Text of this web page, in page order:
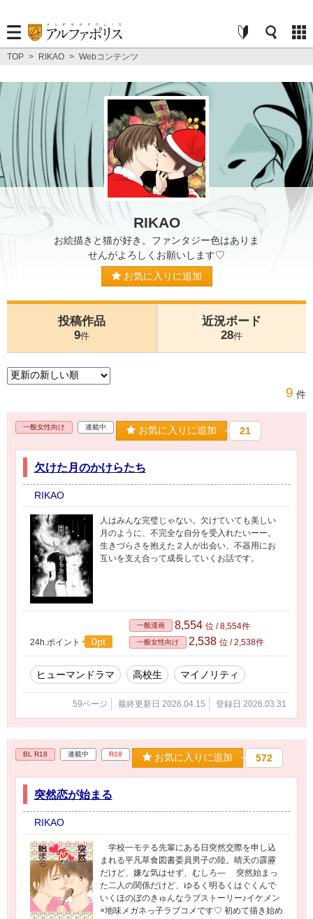
TOP > RIKAO > Webコンテンツ
RIKAO
お絵描きと猫が好き。ファンタジー色はありま
せんがよろしくお願いします♡
お気に入りに追加
投稿作品
9件
近況ボード
28件
9 件
一般女性向け 連載中 お気に入りに追加 21
欠けた月のかけらたち
RIKAO
人はみんな完璧じゃない。欠けていても美しい
月のように、不完全な自分を受入れたいーー。
生きづらさを抱えた２人が出会い、不器用にお
互いを支え合って成長していくお話です。
24h.ポイント 0pt
一般漫画 8,554 位 / 8,554件
一般女性向け 2,538 位 / 2,538件
ヒューマンドラマ 高校生 マイノリティ
59ページ 最終更新日 2026.04.15 登録日 2026.03.31
BL R18 連載中 R18 お気に入りに追加 572
突然恋が始まる
RIKAO
学校一モテる先輩にある日突然交際を申し込
まれる平凡草食図書委員男子の陸。晴天の霹靂
だけど、嫌な気はせず、むしろ― 突然始まっ
た二人の関係だけど、ゆるく明るくはぐくんで
いくほのぼのきゅんなラブストーリー♪イケメン
×地味メガネっ子ラブコメです♡ 初めて描き始め